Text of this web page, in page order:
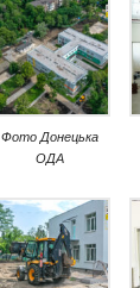
Фото Донецька
ОДА